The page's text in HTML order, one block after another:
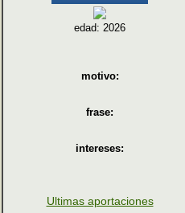
edad: 2026
motivo:
frase:
intereses:
Ultimas aportaciones